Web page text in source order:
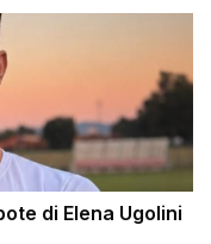
di Elena Ugolini